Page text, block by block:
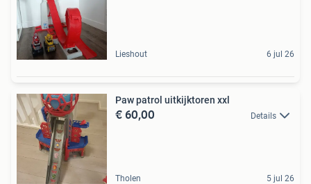
Lieshout 6 jul 26
Paw patrol uitkijktoren xxl
€ 60,00 Details
Tholen 5 jul 26